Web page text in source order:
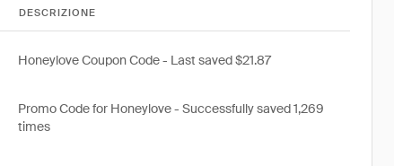
DESCRIZIONE
Honeylove Coupon Code - Last saved $21.87
Promo Code for Honeylove - Successfully saved 1,269
times